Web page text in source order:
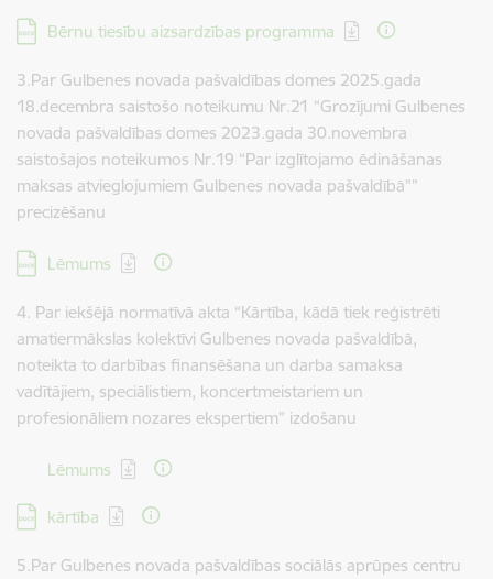
Lejupielādēt:
Bērnu tiesību aizsardzības programma
3.Par Gulbenes novada pašvaldības domes 2025.gada
18.decembra saistošo noteikumu Nr.21 “Grozījumi Gulbenes
novada pašvaldības domes 2023.gada 30.novembra
saistošajos noteikumos Nr.19 “Par izglītojamo ēdināšanas
maksas atvieglojumiem Gulbenes novada pašvaldībā””
precizēšanu
Lejupielādēt:
Lēmums
4. Par iekšējā normatīvā akta “Kārtība, kādā tiek reģistrēti
amatiermākslas kolektīvi Gulbenes novada pašvaldībā,
noteikta to darbības finansēšana un darba samaksa
vadītājiem, speciālistiem, koncertmeistariem un
profesionāliem nozares ekspertiem” izdošanu
Lejupielādēt:
Lēmums
Lejupielādēt:
kārtība
5.Par Gulbenes novada pašvaldības sociālās aprūpes centru